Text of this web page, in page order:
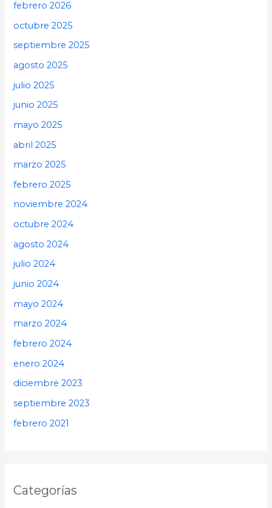
febrero 2026
octubre 2025
septiembre 2025
agosto 2025
julio 2025
junio 2025
mayo 2025
abril 2025
marzo 2025
febrero 2025
noviembre 2024
octubre 2024
agosto 2024
julio 2024
junio 2024
mayo 2024
marzo 2024
febrero 2024
enero 2024
diciembre 2023
septiembre 2023
febrero 2021
Categorías